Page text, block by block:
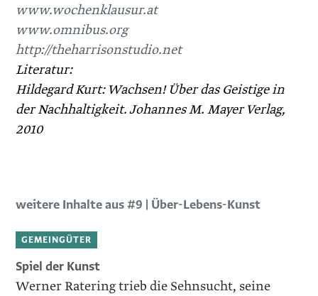
www.wochenklausur.at
www.omnibus.org
http://theharrisonstudio.net
Literatur:
Hildegard Kurt: Wachsen! Über das Geistige in
der Nachhaltigkeit. Johannes M. Mayer Verlag,
2010
weitere Inhalte aus #9 | Über-Lebens-Kunst
GEMEINGÜTER
Spiel der Kunst
Werner Ratering trieb die Sehnsucht, seine